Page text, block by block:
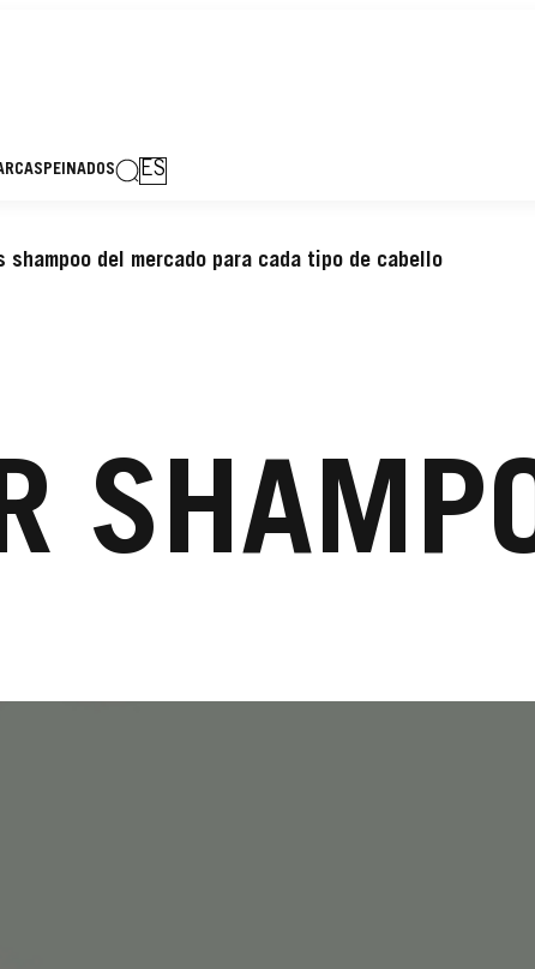
PEINADOS ES
shampoo del mercado para cada tipo de cabello